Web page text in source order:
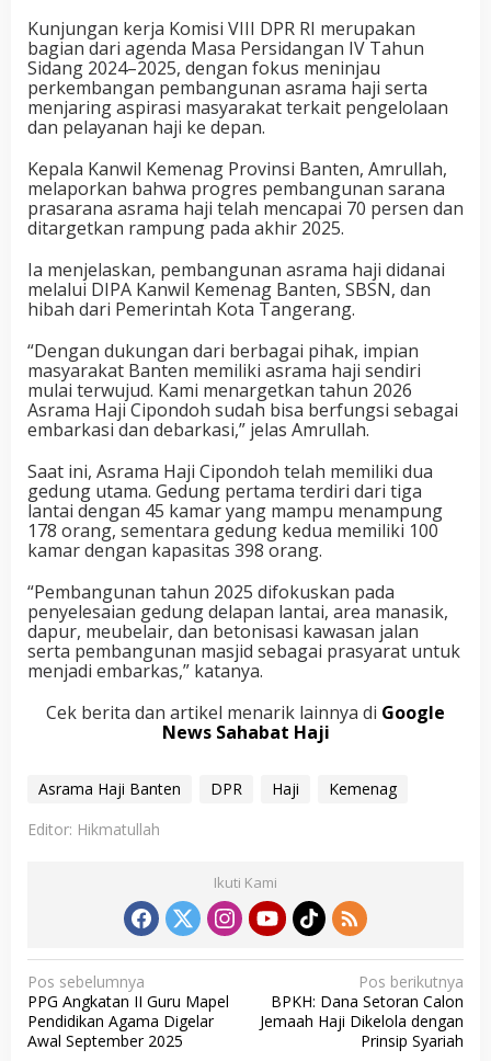
Kunjungan kerja Komisi VIII DPR RI merupakan
bagian dari agenda Masa Persidangan IV Tahun
Sidang 2024–2025, dengan fokus meninjau
perkembangan pembangunan asrama haji serta
menjaring aspirasi masyarakat terkait pengelolaan
dan pelayanan haji ke depan.
Kepala Kanwil Kemenag Provinsi Banten, Amrullah,
melaporkan bahwa progres pembangunan sarana
prasarana asrama haji telah mencapai 70 persen dan
ditargetkan rampung pada akhir 2025.
Ia menjelaskan, pembangunan asrama haji didanai
melalui DIPA Kanwil Kemenag Banten, SBSN, dan
hibah dari Pemerintah Kota Tangerang.
“Dengan dukungan dari berbagai pihak, impian
masyarakat Banten memiliki asrama haji sendiri
mulai terwujud. Kami menargetkan tahun 2026
Asrama Haji Cipondoh sudah bisa berfungsi sebagai
embarkasi dan debarkasi,” jelas Amrullah.
Saat ini, Asrama Haji Cipondoh telah memiliki dua
gedung utama. Gedung pertama terdiri dari tiga
lantai dengan 45 kamar yang mampu menampung
178 orang, sementara gedung kedua memiliki 100
kamar dengan kapasitas 398 orang.
“Pembangunan tahun 2025 difokuskan pada
penyelesaian gedung delapan lantai, area manasik,
dapur, meubelair, dan betonisasi kawasan jalan
serta pembangunan masjid sebagai prasyarat untuk
menjadi embarkas,” katanya.
Cek berita dan artikel menarik lainnya di Google
News Sahabat Haji
Asrama Haji Banten DPR Haji
Kemenag
Editor: Hikmatullah
Ikuti Kami
N
a
v
Pos sebelumnya
PPG Angkatan II Guru Mapel
Pendidikan Agama Digelar
Awal September 2025
Pos berikutnya
BPKH: Dana Setoran Calon
Jemaah Haji Dikelola dengan
Prinsip Syariah